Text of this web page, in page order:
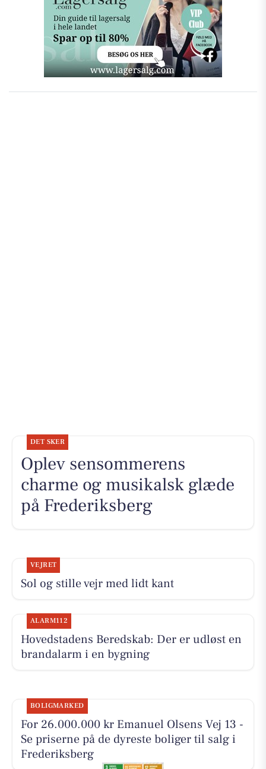
DET SKER
Oplev sensommerens
charme og musikalsk glæde
på Frederiksberg
VEJRET
Sol og stille vejr med lidt kant
ALARM112
Hovedstadens Beredskab: Der er udløst en
brandalarm i en bygning
BOLIGMARKED
For 26.000.000 kr Emanuel Olsens Vej 13 -
Se priserne på de dyreste boliger til salg i
Frederiksberg